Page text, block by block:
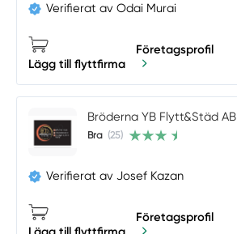
Verifierat av Odai Murai
Lägg till flyttfirma
Företagsprofil
Bröderna YB Flytt&Städ AB
Bra (25)
Verifierat av Josef Kazan
Företagsprofil